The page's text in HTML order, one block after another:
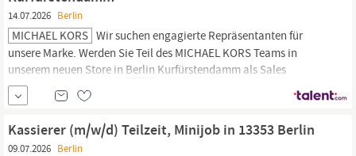
14.07.2026 Berlin
MICHAEL KORS Wir suchen engagierte Repräsentanten für
unsere Marke. Werden Sie Teil des MICHAEL KORS Teams in
unserem neuen Store in Berlin Kurfürstendamm als Sales
Associate (m/w) 12h
Verantwortungsbereich Verkauf unserer hochwertigen
Kollektionen durch exzellenten Kundenservice und kompetente
Beratung in gepflegter und...
Kassierer (m/w/d) Teilzeit, Minijob in 13353 Berlin
09.07.2026 Berlin